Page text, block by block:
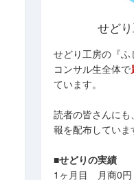
せど
せどり工房の『ふ
コンサル生全体で
ています。
読者の皆さんに
報を配布していま
■せどりの実績
1ヶ月目 月商0円